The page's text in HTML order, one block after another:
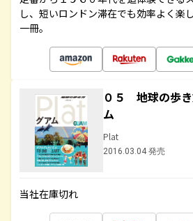
し、短いロンドン滞在でも効率よく楽
一冊。
０５ 地球の歩
ム
Plat
2016.03.04 発売
当社在庫切れ